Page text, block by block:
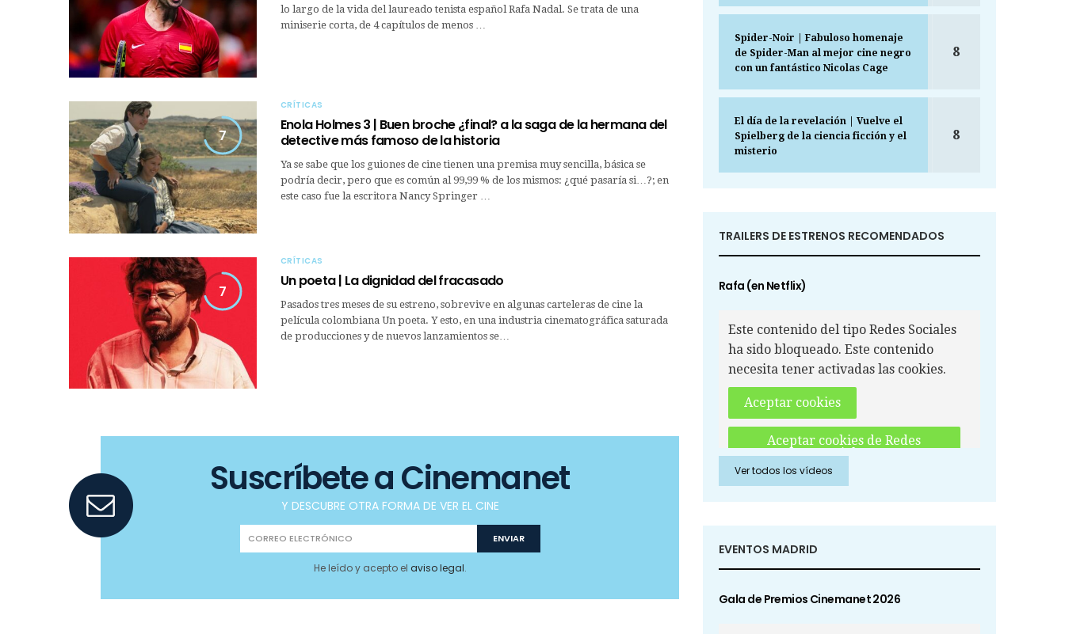
lo largo de la vida del laureado tenista español Rafa Nadal. Se trata de una
miniserie corta, de 4 capítulos de menos …
7
CRÍTICAS
Enola Holmes 3 | Buen broche ¿final? a la saga de la hermana del
detective más famoso de la historia
Ya se sabe que los guiones de cine tienen una premisa muy sencilla, básica se
podría decir, pero que es común al 99,99 % de los mismos: ¿qué pasaría si…?; en
este caso fue la escritora Nancy Springer …
7
CRÍTICAS
Un poeta | La dignidad del fracasado
Pasados tres meses de su estreno, sobrevive en algunas carteleras de cine la
película colombiana Un poeta. Y esto, en una industria cinematográfica saturada
de producciones y de nuevos lanzamientos se…
Suscríbete a Cinemanet
Y DESCUBRE OTRA FORMA DE VER EL CINE
He leído y acepto el aviso legal.
Spider-Noir | Fabuloso homenaje
de Spider-Man al mejor cine negro
con un fantástico Nicolas Cage
8
El día de la revelación | Vuelve el
Spielberg de la ciencia ficción y el
misterio
8
TRAILERS DE ESTRENOS RECOMENDADOS
Rafa (en Netflix)
Este contenido del tipo Redes Sociales
ha sido bloqueado. Este contenido
necesita tener activadas las cookies.
Aceptar cookies
Aceptar cookies de Redes
Sociales
Ver todos los vídeos
EVENTOS MADRID
Gala de Premios Cinemanet 2026